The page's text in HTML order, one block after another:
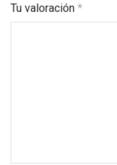
Tu valoración *